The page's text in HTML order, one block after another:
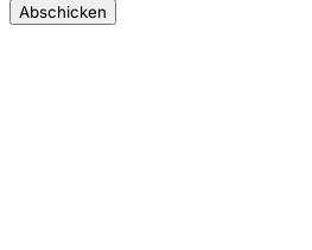
Abschicken